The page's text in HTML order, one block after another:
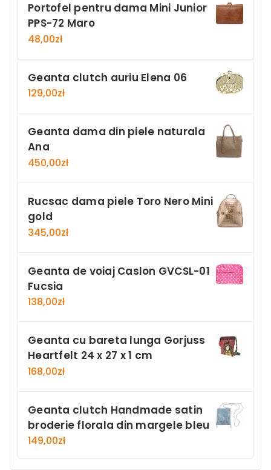
Portofel pentru dama Mini Junior
PPS-72 Maro
48,00zł
Geanta clutch auriu Elena 06
129,00zł
Geanta dama din piele naturala
Ana
450,00zł
Rucsac dama piele Toro Nero Mini
gold
345,00zł
Geanta de voiaj Caslon GVCSL-01
Fucsia
138,00zł
Geanta cu bareta lunga Gorjuss
Heartfelt 24 x 27 x 1 cm
168,00zł
Geanta clutch Handmade satin
broderie florala din margele bleu
149,00zł